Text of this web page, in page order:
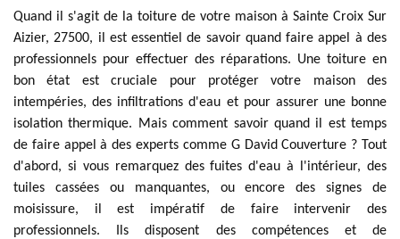
Quand il s'agit de la toiture de votre maison à Sainte Croix Sur
Aizier, 27500, il est essentiel de savoir quand faire appel à des
professionnels pour effectuer des réparations. Une toiture en
bon état est cruciale pour protéger votre maison des
intempéries, des infiltrations d'eau et pour assurer une bonne
isolation thermique. Mais comment savoir quand il est temps
de faire appel à des experts comme G David Couverture ? Tout
d'abord, si vous remarquez des fuites d'eau à l'intérieur, des
tuiles cassées ou manquantes, ou encore des signes de
moisissure, il est impératif de faire intervenir des
professionnels. Ils disposent des compétences et de